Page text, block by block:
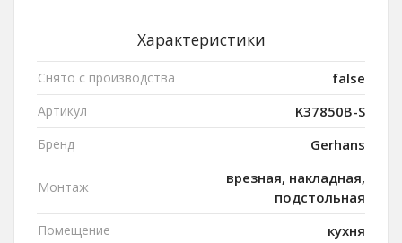
Характеристики
Снято с производства false
Артикул K37850B-S
Бренд Gerhans
Монтаж
врезная, накладная,
подстольная
Помещение кухня